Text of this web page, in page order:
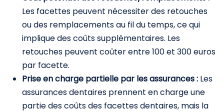
Les facettes peuvent nécessiter des retouches
ou des remplacements au fil du temps, ce qui
implique des coûts supplémentaires. Les
retouches peuvent coûter entre 100 et 300 euros
par facette.
Prise en charge partielle par les assurances : Les
assurances dentaires prennent en charge une
partie des coûts des facettes dentaires, mais la